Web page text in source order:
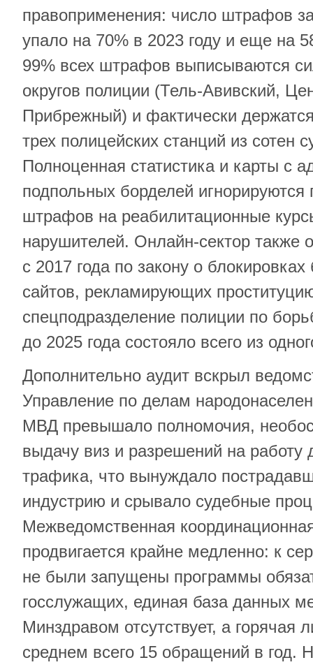
правоприменения: число штрафов за
упало на 70% в 2023 году и еще на
99% всех штрафов выписываются
округов полиции (Тель-Авивский,
Прибрежный) и фактически
трех полицейских станций из сотен
Полноценная статистика и карты с
подпольных борделей
штрафов на реабилитационные
нарушителей. Онлайн-сектор также
с 2017 года по закону о
сайтов, рекламирующих
спецподразделение полиции по
до 2025 года состояло всего из
Дополнительно аудит вскрыл
Управление по делам
МВД превышало полномочия,
выдачу виз и разрешений на работу
трафика, что вынуждало
индустрию и срывало судебные
Межведомственная
продвигается крайне медленно: к
не были запущены программы
госслужащих, единая база данных
Минздравом отсутствует, а горячая
среднем всего 15 обращений в год.